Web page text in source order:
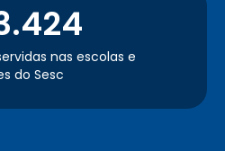
nas escolas e
do Sesc